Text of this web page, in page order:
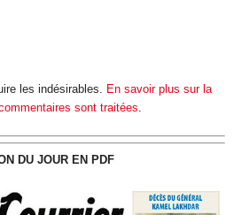
les indésirables. En savoir plus sur la
sont traitées
DU JOUR EN PDF